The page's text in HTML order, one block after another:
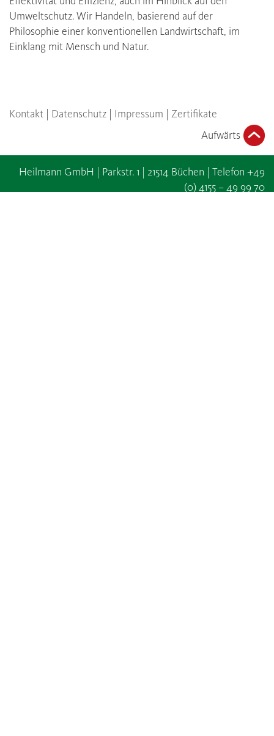
Umweltschutz. Wir Handeln, basierend auf der
Philosophie einer konventionellen Landwirtschaft, im
Einklang mit Mensch und Natur.
Kontakt Datenschutz Impressum
Zertifikate
Aufwärts
Heilmann GmbH | Parkstr. 1 | 21514 Büchen | Telefon +49
(0) 4155 – 49 99 70